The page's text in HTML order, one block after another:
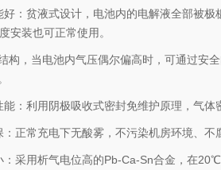
好：贫液式设计，电池内的电解液全部被
安装也可正常使用。
构，当电池内气压偶尔偏高时，可通过安
能：利用阴极吸收式密封免维护原理，气
正常充电下无酸雾，不污染机房环境、不
：采用析气电位高的Pb-Ca-Sn合金，在